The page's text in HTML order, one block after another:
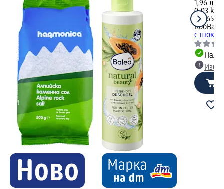
1,96 лв.
0,03 kg
kg
RooBar
с